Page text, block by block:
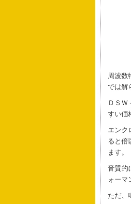
周波数
では解
ＤＳＷ
すい価
エンク
ると倍
ます。
音質的
ォーマ
ただ、